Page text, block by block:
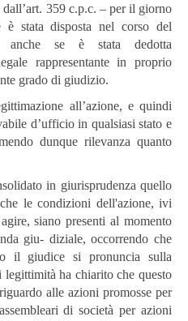
359 c.p.c. – per il giorno
è stata disposta nel corso del
se è stata dedotta
rappresentante in proprio
grado di giudizio.
all’azione, e quindi
d’ufficio in qualsiasi stato e
dunque rilevanza quanto
in giurisprudenza quello
le condizioni dell'azione, ivi
siano presenti al momento
giu- diziale, occorrendo che
il giudice si pronuncia sulla
ha chiarito che questo
alle azioni promosse per
di società per azioni